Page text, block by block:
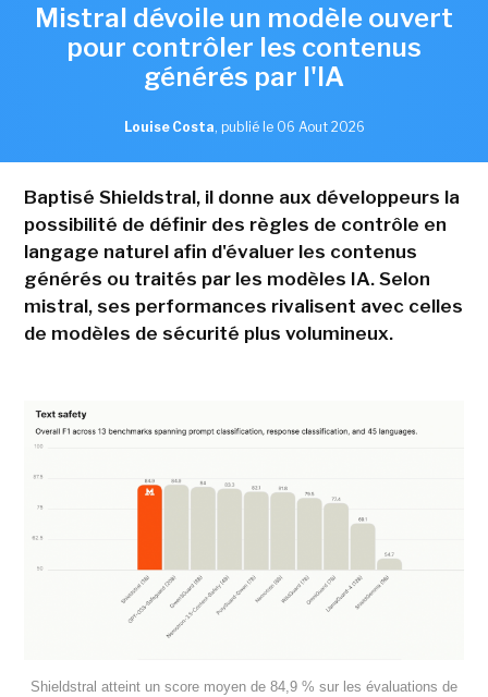
Mistral dévoile un modèle ouvert
pour contrôler les contenus
générés par l'IA
Louise Costa, publié le 06 Aout 2026
Baptisé Shieldstral, il donne aux développeurs la
possibilité de définir des règles de contrôle en
langage naturel afin d'évaluer les contenus
générés ou traités par les modèles IA. Selon
mistral, ses performances rivalisent avec celles
de modèles de sécurité plus volumineux.
Shieldstral atteint un score moyen de 84,9 % sur les évaluations de